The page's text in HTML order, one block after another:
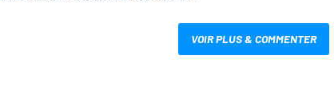
VOIR PLUS & COMMENTER